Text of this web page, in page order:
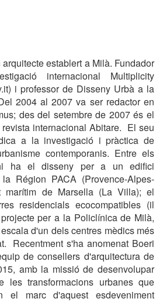
establert a Milà. Fundador
internacional Multiplicity
i professor de Disseny Urbà a la
2004 al 2007 va ser redactor en
des del setembre de 2007 és el
internacional Abitare. El seu
a la investigació i pràctica de
contemporanis. Entre els
ha el disseny per a un edifici
Région PACA (Provence-Alpes-
marítim de Marsella (La Villa); el
residencials ecocompatibles (il
per a la Policlínica de Milà,
d'un dels centres mèdics més
Recentment s'ha anomenat Boeri
de conse­llers d'arquitectura de
amb la missió de desen­volupar
les transformacions urbanes que
el marc d'aquest esdeveniment